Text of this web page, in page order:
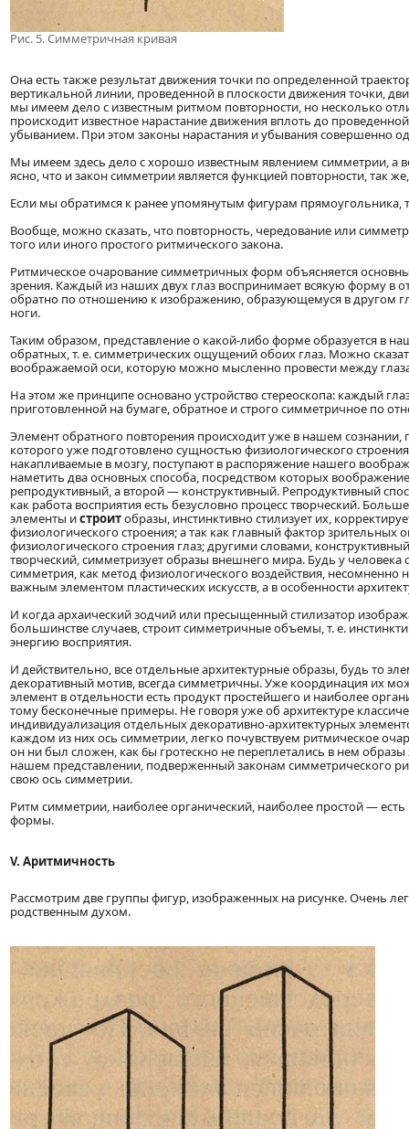
Рис. 5. Симметричная кривая
Она есть также результат движения точки по определенной
вертикальной линии, проведенной в плоскости движения точки,
мы имеем дело с известным ритмом повторности, но несколько
происходит известное нарастание движения вплоть до
убыванием. При этом законы нарастания и убывания совершенно
Мы имеем здесь дело с хорошо известным явлением симметрии, а
ясно, что и закон симметрии является функцией повторности, так
Если мы обратимся к ранее упомянутым фигурам прямоугольника,
Вообще, можно сказать, что повторность, чередование или
того или иного простого ритмического закона.
Ритмическое очарование симметричных форм объясняется
зрения. Каждый из наших двух глаз воспринимает всякую форму в
обратно по отношению к изображению, образующемуся в другом
ноги.
Таким образом, представление о какой-либо форме образуется в
обратных, т. е. симметрических ощущений обоих глаз. Можно
воображаемой оси, которую можно мысленно провести между
На этом же принципе основано устройство стереоскопа: каждый
приготовленной на бумаге, обратное и строго симметричное по
Элемент обратного повторения происходит уже в нашем
которого уже подготовлено сущностью физиологического
накапливаемые в мозгу, поступают в распоряжение нашего
наметить два основных способа, посредством которых
репродуктивный, а второй — конструктивный. Репродуктивный
как работа восприятия есть безусловно процесс творческий.
элементы истроитобразы, инстинктивно стилизует их,
физиологического строения; а так как главный фактор
физиологического строения глаз; другими словами,
творческий, симметризует образы внешнего мира. Будь у
симметрия, как метод физиологического воздействия, несомненно
важным элементом пластических искусств, а в особенности
И когда архаический зодчий или пресыщенный стилизатор
большинстве случаев, строит симметричные объемы, т. е.
энергию восприятия.
И действительно, все отдельные архитектурные образы, будь то
декоративный мотив, всегда симметричны. Уже координация их
элемент в отдельности есть продукт простейшего и наиболее
тому бесконечные примеры. Не говоря уже об архитектуре
индивидуализация отдельных декоративно-архитектурных
каждом из них ось симметрии, легко почувствуем ритмическое
он ни был сложен, как 6ы гротескно не переплетались в нем
нашем представлении, подверженный законам симметрического
свою ось симметрии.
Ритм симметрии, наиболее органический, наиболее простой —
формы.
V. Аритмичность
Рассмотрим две группы фигур, изображенных на рисунке. Очень
родственным духом.